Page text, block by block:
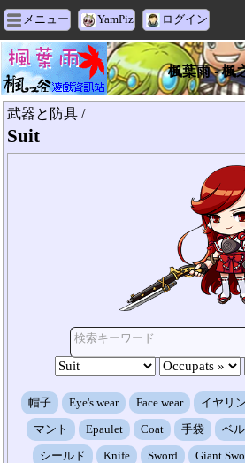
メニュー YamPiz ログイン
楓葉雨 - 楓
武器と防具 /
Suit
検索キーワード
帽子 Eye's wear Face wear イヤリ
マント
Epaulet Coat 手袋 ベ
シールド
Knife Sword Giant